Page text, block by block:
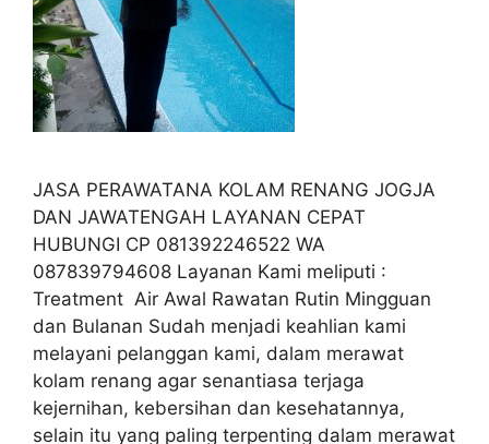
JASA PERAWATANA KOLAM RENANG JOGJA
DAN JAWATENGAH LAYANAN CEPAT
HUBUNGI CP 081392246522 WA
087839794608 Layanan Kami meliputi :
Treatment Air Awal Rawatan Rutin Mingguan
dan Bulanan Sudah menjadi keahlian kami
melayani pelanggan kami, dalam merawat
kolam renang agar senantiasa terjaga
kejernihan, kebersihan dan kesehatannya,
selain itu yang paling terpenting dalam merawat